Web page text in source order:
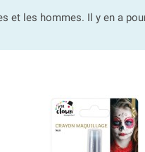
et les hommes. Il y en a